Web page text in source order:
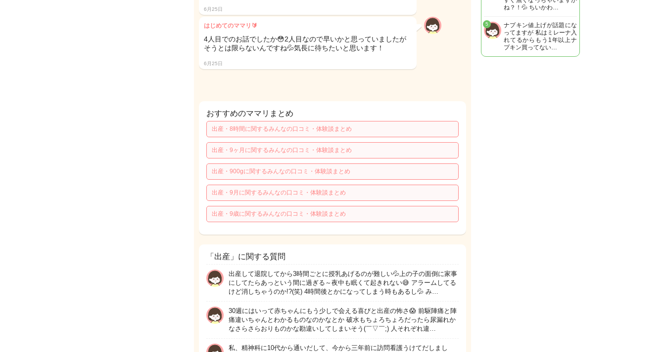
6月25日
はじめてのママリ🔰
4人目でのお話でしたか😳2人目なので早いかと思っていましたが
そうとは限らないんですね💦気長に待ちたいと思います！
6月25日
おすすめのママリまとめ
出産・8時間に関するみんなの口コミ・体験談まとめ
出産・9ヶ月に関するみんなの口コミ・体験談まとめ
出産・900gに関するみんなの口コミ・体験談まとめ
出産・9月に関するみんなの口コミ・体験談まとめ
出産・9歳に関するみんなの口コミ・体験談まとめ
「出産」に関する質問
出産して退院してから3時間ごとに授乳あげるのが難しい💦上の子の面倒に家事
にしてたらあっという間に過ぎる～夜中も眠くて起きれない😅 アラームしてる
けど消しちゃうのか!?(笑) 4時間後とかになってしまう時もあるし💦 み…
30週にはいって赤ちゃんにもう少しで会える喜びと出産の怖さ😱 前駆陣痛と陣
痛違いちゃんとわかるものなのかなとか 破水もちょろちょろだったら尿漏れか
なさらさらおりものかな勘違いしてしまいそう(￣▽￣;) 人それぞれ違…
私、精神科に10代から通いだして、今から三年前に訪問看護うけてだしまし
ね？！💦 ちいかわ…
ナプキン値上げが話題にな
ってますが 私はミレーナ入
れてるからもう1年以上ナ
プキン買ってない…
5